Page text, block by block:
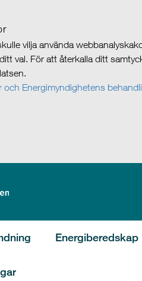
vilja använda
val. För att återkalla ditt
och Energimyndighetens
Energiberedskap